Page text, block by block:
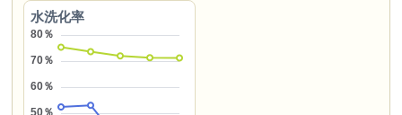
水洗化率